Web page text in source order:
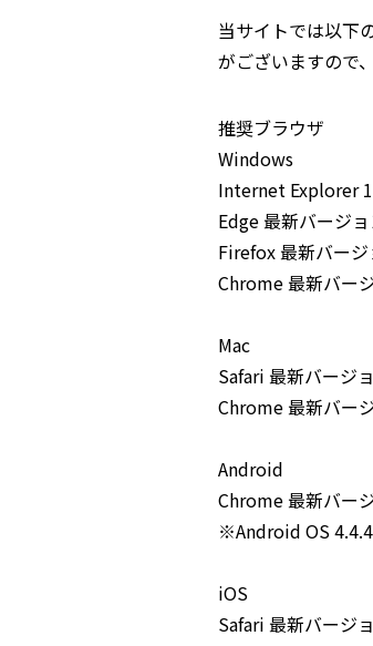
当サイトでは以下
がございますので
推奨ブラウザ
Windows
Internet Explorer
Edge 最新バージ
Firefox 最新バージ
Chrome 最新バー
Mac
Safari 最新バージ
Chrome 最新バー
Android
Chrome 最新バー
※Android OS
iOS
Safari 最新バージ